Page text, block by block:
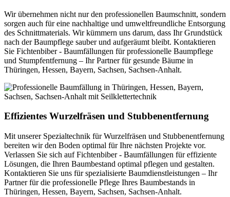
Wir übernehmen nicht nur den professionellen Baumschnitt, sondern
sorgen auch für eine nachhaltige und umweltfreundliche Entsorgung
des Schnittmaterials. Wir kümmern uns darum, dass Ihr Grundstück
nach der Baumpflege sauber und aufgeräumt bleibt. Kontaktieren
Sie Fichtenbiber - Baumfällungen für professionelle Baumpflege
und Stumpfentfernung – Ihr Partner für gesunde Bäume in
Thüringen, Hessen, Bayern, Sachsen, Sachsen-Anhalt.
Effizientes Wurzelfräsen und Stubbenentfernung
Mit unserer Spezialtechnik für Wurzelfräsen und Stubbenentfernung
bereiten wir den Boden optimal für Ihre nächsten Projekte vor.
Verlassen Sie sich auf Fichtenbiber - Baumfällungen für effiziente
Lösungen, die Ihren Baumbestand optimal pflegen und gestalten.
Kontaktieren Sie uns für spezialisierte Baumdienstleistungen – Ihr
Partner für die professionelle Pflege Ihres Baumbestands in
Thüringen, Hessen, Bayern, Sachsen, Sachsen-Anhalt.